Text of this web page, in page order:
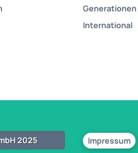
Generationen
International
2025 Impressum